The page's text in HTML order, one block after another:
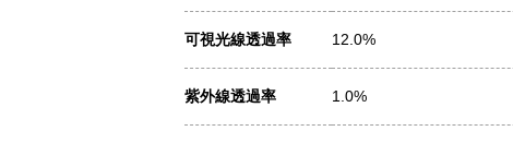
可視光線透過率 12.0%
紫外線透過率 1.0%